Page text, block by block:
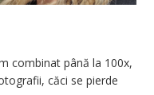
combinat până la 100x,
căci se pierde